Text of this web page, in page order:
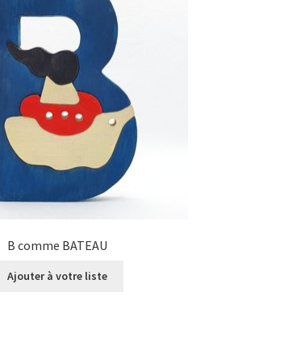
B comme BATEAU
Ajouter à votre liste